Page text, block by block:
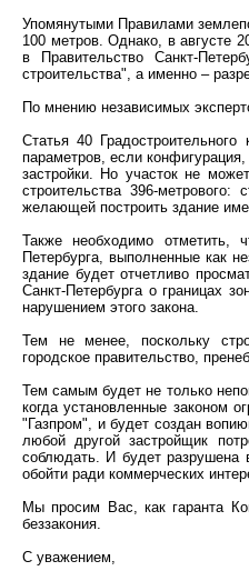
Упомянутыми Правилами
100 метров. Однако, в августе
в Правительство Санкт-
строительства", а именно –
По мнению независимых
Статья 40
параметров, если
застройки. Но участок не
строительства 396-метрового:
желающей построить здание
Также необходимо отметить,
Петербурга, выполненные как
здание будет отчетливо
Санкт-Петербурга о границах
нарушением этого закона.
Тем не менее, поскольку
городское правительство,
Тем самым будет не только
когда установленные законом
"Газпром", и будет создан
любой другой застройщик
соблюдать. И будет разрушена
обойти ради коммерческих
Мы просим Вас, как гаранта
беззакония.
С уважением,